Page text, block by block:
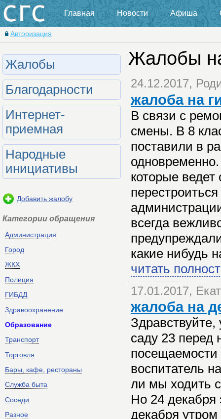
Главная Новости Афиша
Авторизация
Жалобы
Благодарности
Интернет-
приемная
Народные
инициативы
Добавить жалобу
Категории обращения
Администрация
Город
ЖКХ
Полиция
ГИБДД
Здравоохранение
Образование
Транспорт
Торговля
Бары, кафе, рестораны
Служба быта
Соседи
Разное
Жалобы
24.12.2017,
жалоба на
В связи с
смены. В 8
поставили в
которые
всегда
какие нибудь
читать
17.01.2017,
жалоба на
саду 23 перед
посещаемости
воспитатель
ли мы ходить
Но 24
декабря